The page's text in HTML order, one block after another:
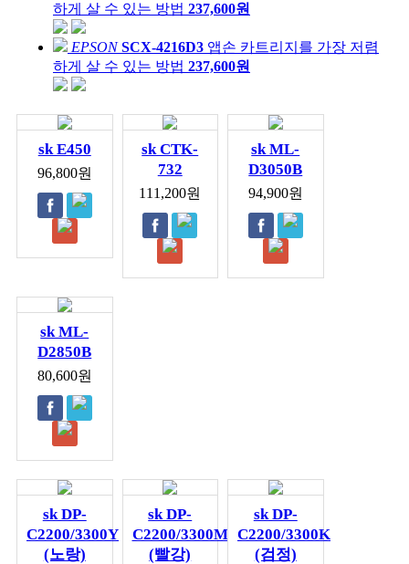
하게 살 수 있는 방법 237,600원
EPSON SCX-4216D3 앱손 카트리지를 가장 저렴
하게 살 수 있는 방법 237,600원
sk E450
96,800원
sk CTK-
732
111,200원
sk ML-
D3050B
94,900원
sk ML-
D2850B
80,600원
sk DP-
C2200/3300Y
(노랑)
sk DP-
C2200/3300M
(빨강)
sk DP-
C2200/3300K
(검정)